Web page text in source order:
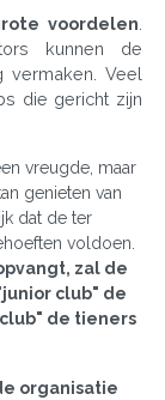
voordelen
kunnen de
Veel
die gericht zijn
vreugde, maar
genieten van
dat de ter
voldoen.
zal de
club" de
de tieners
organisatie